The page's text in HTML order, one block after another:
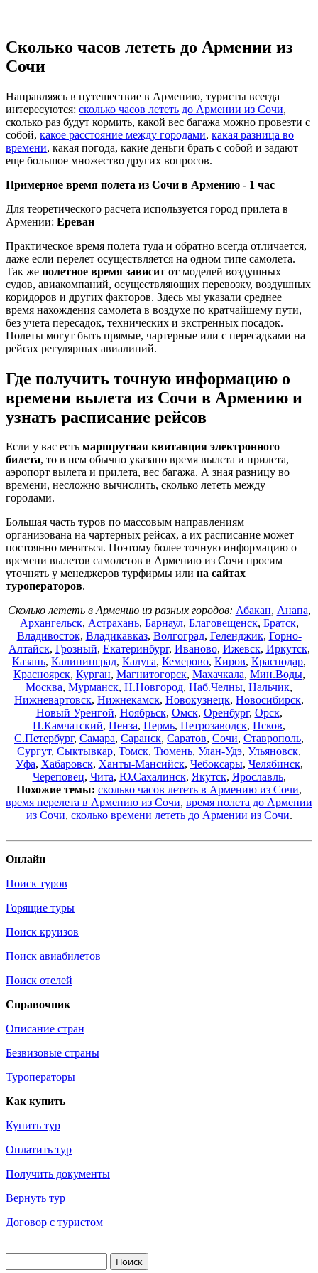
Сколько часов лететь до Армении из
Сочи
Направляясь в путешествие в Армению, туристы всегда
интересуются: сколько часов лететь до Армении из Сочи,
сколько раз будут кормить, какой вес багажа можно провезти с
собой, какое расстояние между городами, какая разница во
времени, какая погода, какие деньги брать с собой и задают
еще большое множество других вопросов.
Примерное время полета из Сочи в Армению - 1 час
Для теоретического расчета используется город прилета в
Армении: Ереван
Практическое время полета туда и обратно всегда отличается,
даже если перелет осуществляется на одном типе самолета.
Так же полетное время зависит от моделей воздушных
судов, авиакомпаний, осуществляющих перевозку, воздушных
коридоров и других факторов. Здесь мы указали среднее
время нахождения самолета в воздухе по кратчайшему пути,
без учета пересадок, технических и экстренных посадок.
Полеты могут быть прямые, чартерные или с пересадками на
рейсах регулярных авиалиний.
Где получить точную информацию о
времени вылета из Сочи в Армению и
узнать расписание рейсов
Если у вас есть маршрутная квитанция электронного
билета, то в нем обычно указано время вылета и прилета,
аэропорт вылета и прилета, вес багажа. А зная разницу во
времени, несложно вычислить, сколько лететь между
городами.
Большая часть туров по массовым направлениям
организована на чартерных рейсах, а их расписание может
постоянно меняться. Поэтому более точную информацию о
времени вылетов самолетов в Армению из Сочи просим
уточнять у менеджеров турфирмы или на сайтах
туроператоров.
Сколько лететь в Армению из разных городов: Абакан, Анапа,
Архангельск, Астрахань, Барнаул, Благовещенск, Братск,
Владивосток, Владикавказ, Волгоград, Геленджик, Горно-
Алтайск, Грозный, Екатеринбург, Иваново, Ижевск, Иркутск,
Казань, Калининград, Калуга, Кемерово, Киров, Краснодар,
Красноярск, Курган, Магнитогорск, Махачкала, Мин.Воды,
Москва, Мурманск, Н.Новгород, Наб.Челны, Нальчик,
Нижневартовск, Нижнекамск, Новокузнецк, Новосибирск,
Новый Уренгой, Ноябрьск, Омск, Оренбург, Орск,
П.Камчатский, Пенза, Пермь, Петрозаводск, Псков,
С.Петербург, Самара, Саранск, Саратов, Сочи, Ставрополь,
Сургут, Сыктывкар, Томск, Тюмень, Улан-Удэ, Ульяновск,
Уфа, Хабаровск, Ханты-Мансийск, Чебоксары, Челябинск,
Череповец, Чита, Ю.Сахалинск, Якутск, Ярославль,
Похожие темы: сколько часов лететь в Армению из Сочи,
время перелета в Армению из Сочи, время полета до Армении
из Сочи, сколько времени лететь до Армении из Сочи.
Онлайн
Поиск туров
Горящие туры
Поиск круизов
Поиск авиабилетов
Поиск отелей
Справочник
Описание стран
Безвизовые страны
Туроператоры
Как купить
Купить тур
Оплатить тур
Получить документы
Вернуть тур
Договор с туристом